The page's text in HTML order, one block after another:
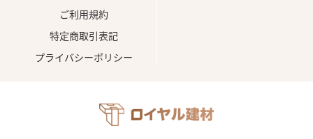
ご利用規約
特定商取引表記
プライバシーポリシー